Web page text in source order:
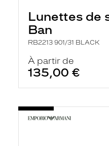
Lunettes de
Ban
RB2213 901/31 BLACK
À partir de
135,00 €